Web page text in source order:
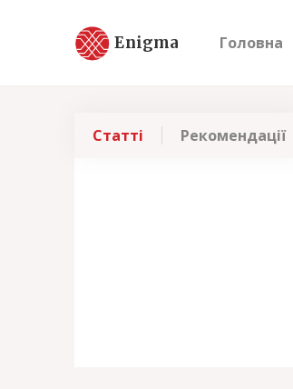
Enigma Головна
Статті Рекомендації